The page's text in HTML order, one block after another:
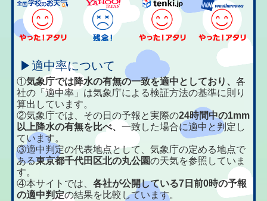
▶適中率について
①気象庁では降水の有無の一致を適中としており、各
社の「適中率」は気象庁による検証方法の基準に則り
算出しています。
②気象庁では、その日の予報と実際の24時間中の1mm
以上降水の有無を比べ、一致した場合に適中と判定し
ています。
③適中判定の代表地点として、気象庁の定める地点で
ある東京都千代田区北の丸公園の天気を参照していま
す。
④本サイトでは、各社が公開している7日前0時の予報
の適中判定の結果を比較しています。